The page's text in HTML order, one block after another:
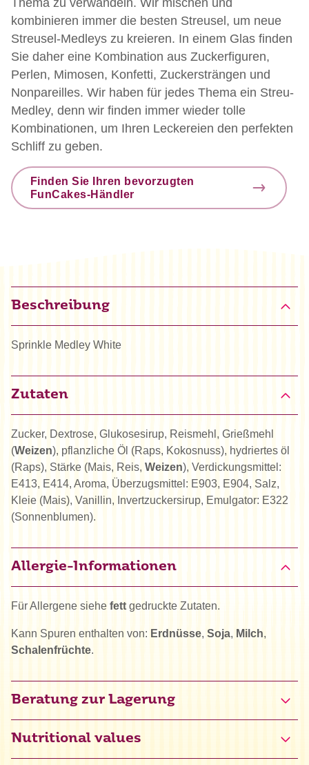
kombinieren immer die besten Streusel, um neue
Streusel-Medleys zu kreieren. In einem Glas finden
Sie daher eine Kombination aus Zuckerfiguren,
Perlen, Mimosen, Konfetti, Zuckersträngen und
Nonpareilles. Wir haben für jedes Thema ein Streu-
Medley, denn wir finden immer wieder tolle
Kombinationen, um Ihren Leckereien den perfekten
Schliff zu geben.
Finden Sie Ihren bevorzugten
FunCakes-Händler
Beschreibung
Sprinkle Medley White
Zutaten
Zucker, Dextrose, Glukosesirup, Reismehl, Grießmehl
(Weizen), pflanzliche Öl (Raps, Kokosnuss), hydriertes öl
(Raps), Stärke (Mais, Reis, Weizen), Verdickungsmittel:
E413, E414, Aroma, Überzugsmittel: E903, E904, Salz,
Kleie (Mais), Vanillin, Invertzuckersirup, Emulgator: E322
(Sonnenblumen).
Allergie-Informationen
Für Allergene siehe fett gedruckte Zutaten.
Kann Spuren enthalten von: Erdnüsse, Soja, Milch,
Schalenfrüchte.
Beratung zur Lagerung
Nutritional values